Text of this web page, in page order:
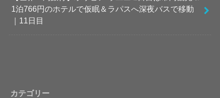
1泊766円のホテルで仮眠＆ラパスへ深夜バスで移動
｜11日目
カテゴリー